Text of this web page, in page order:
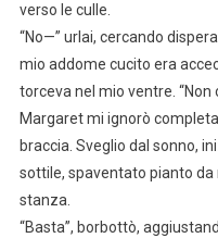
verso le culle.
“No—” urlai, cercando
mio addome cucito era
torceva nel mio ventre. “Non
Margaret mi ignorò
braccia. Sveglio dal sonno,
sottile, spaventato pianto
stanza.
“Basta”, borbottò,